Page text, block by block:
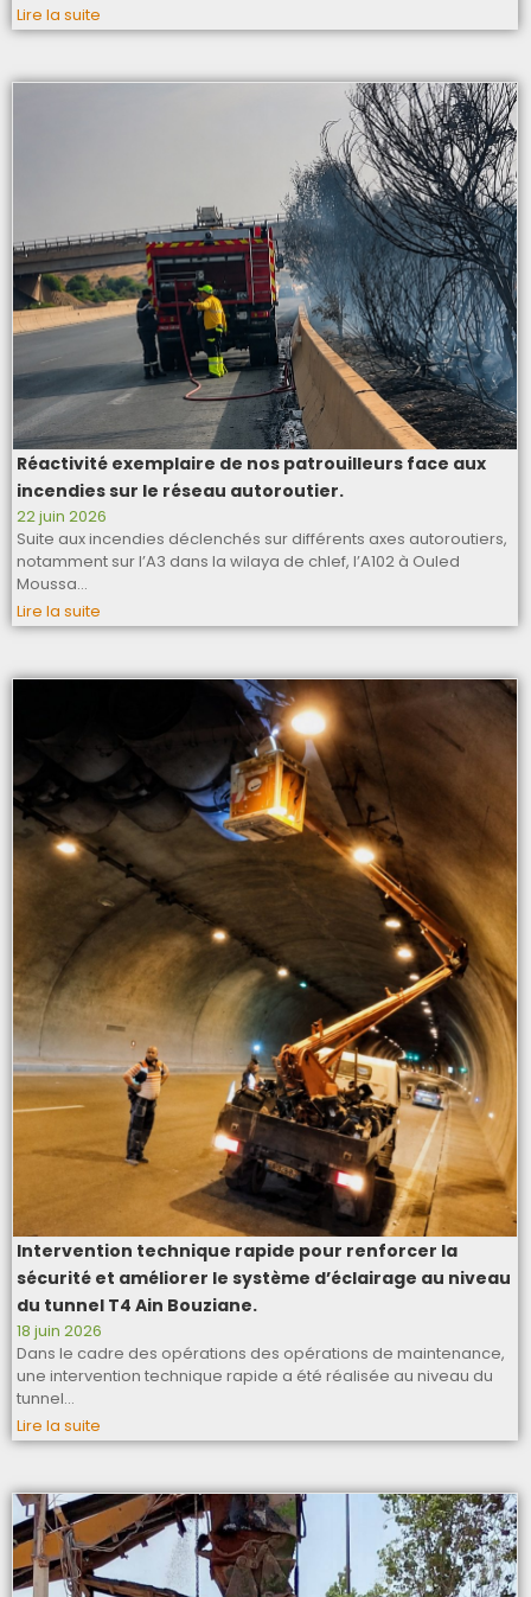
Lire la suite
Réactivité exemplaire de nos patrouilleurs face aux
incendies sur le réseau autoroutier.
22 juin 2026
Suite aux incendies déclenchés sur différents axes autoroutiers,
notamment sur l’A3 dans la wilaya de chlef, l’A102 à Ouled
Moussa…
Lire la suite
Intervention technique rapide pour renforcer la
sécurité et améliorer le système d’éclairage au niveau
du tunnel T4 Ain Bouziane.
18 juin 2026
Dans le cadre des opérations des opérations de maintenance,
une intervention technique rapide a été réalisée au niveau du
tunnel…
Lire la suite